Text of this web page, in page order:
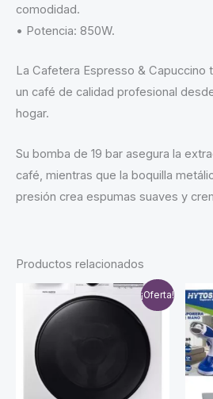
comodidad.
• Potencia: 850W.
La Cafetera Espresso & Capuccino
un café de calidad profesional
hogar.
Su bomba de 19 bar asegura la
café, mientras que la boquilla
presión crea espumas suaves y
Productos relacionados
¡Oferta!